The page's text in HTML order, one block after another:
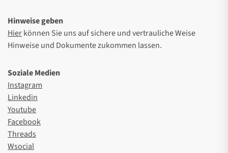
Hinweise geben
Hierkönnen Sie uns auf sichere und vertrauliche Weise
Hinweise und Dokumente zukommen lassen.
Soziale Medien
Instagram
Linkedin
Youtube
Facebook
Threads
Wsocial